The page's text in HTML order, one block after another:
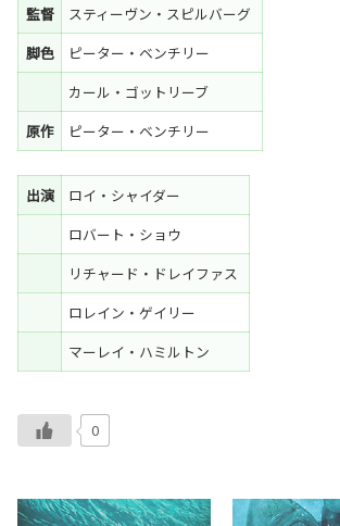
監督
スティーヴン・スピルバーグ
脚色
ピーター・ベンチリー
カール・ゴットリーブ
原作
ピーター・ベンチリー
出演
ロイ・シャイダー
ロバート・ショウ
リチャード・ドレイファス
ロレイン・ゲイリー
マーレイ・ハミルトン
0